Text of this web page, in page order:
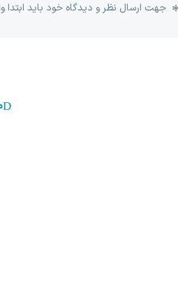
جهت ارسال نظر و دیدگاه خود باید